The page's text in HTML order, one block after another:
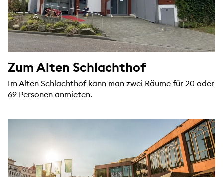
Zum Alten Schlachthof
Im Alten Schlachthof kann man zwei Räume für 20 oder
69 Personen anmieten.